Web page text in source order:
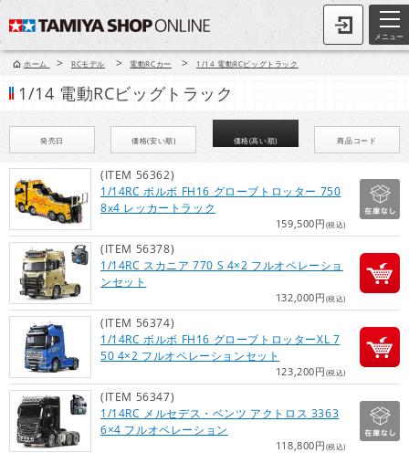
メニュー
ホーム > RCモデル > 電動RCカー > 1/14 電動RCビッグトラック
1/14 電動RCビッグトラック
発売日 価格(安い順) 価格(高い順) 商品コード
(ITEM 56362)
1/14RC ボルボ FH16 グローブトロッター 750
8x4 レッカートラック
159,500円(税込)
(ITEM 56378)
1/14RC スカニア 770 S 4×2 フルオペレーショ
ンセット
132,000円(税込)
(ITEM 56374)
1/14RC ボルボ FH16 グローブトロッターXL 7
50 4×2 フルオペレーションセット
123,200円(税込)
(ITEM 56347)
1/14RC メルセデス・ベンツ アクトロス 3363
6×4 フルオペレーション
118,800円(税込)